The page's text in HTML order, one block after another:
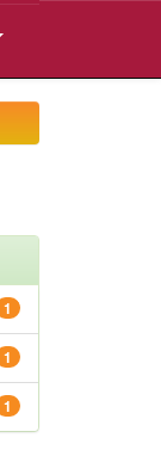
1
1
1